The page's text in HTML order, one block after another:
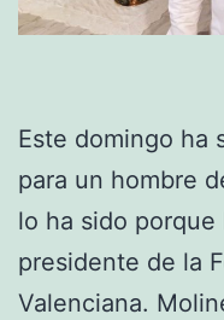
Este domingo ha
para un hombre
lo ha sido
presidente de la
Valenciana.